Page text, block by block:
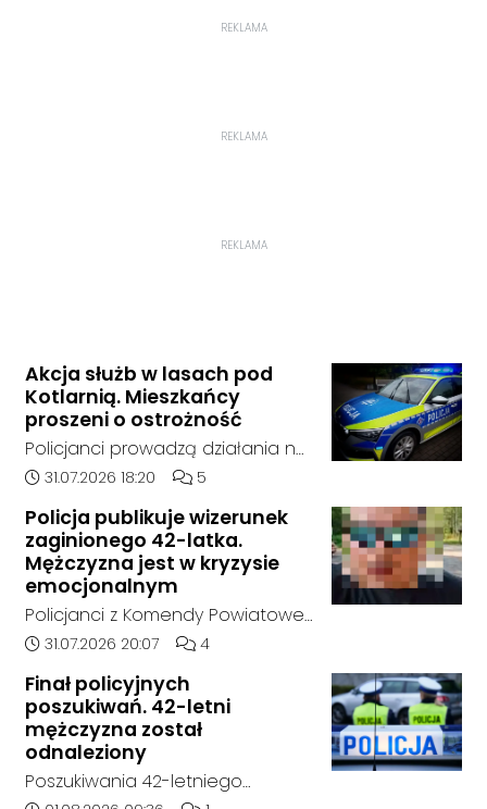
REKLAMA
REKLAMA
REKLAMA
Akcja służb w lasach pod
Kotlarnią. Mieszkańcy
proszeni o ostrożność
Policjanci prowadzą działania na
terenie kompleksów leśnych w
nam się ustalić, funkcjonariusze
poszukują mężczyzny, który może
posiadać niebezpieczne
narzędzie, nieoficjalnie broń i
stanowić zagrożenie dla osób
postronnych.
Data dodania artykułu:
31.07.2026 18:20 Liczba komentarzy artykułu:
5
Policja publikuje wizerunek
zaginionego 42-latka.
Mężczyzna jest w kryzysie
emocjonalnym
Policjanci z Komendy Powiatowej
Policji w Kędzierzynie-Koźlu
który jest w kryzysie
emocjonalnym i może chcieć
targnąć się na swoje życie.
Ostatni raz był widziany 31 lipca
2026 w godzinach
Data dodania artykułu:
31.07.2026 20:07 Liczba komentarzy artykułu:
4
Finał policyjnych
poszukiwań. 42-letni
mężczyzna został
odnaleziony
Poszukiwania 42-letniego